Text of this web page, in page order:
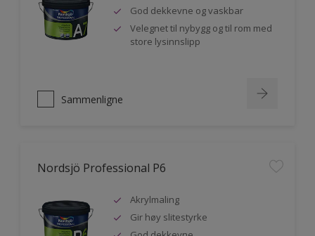
God dekkevne og vaskbar
Velegnet til nybygg og til rom med
store lysinnslipp
Sammenligne
Nordsjö Professional P6
Akrylmaling
Gir høy slitestyrke